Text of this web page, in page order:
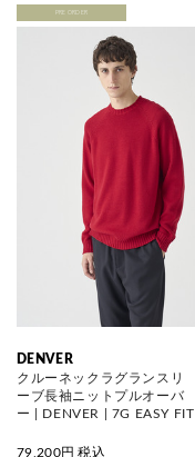
PRE ORDER
DENVER
クルーネックラグランスリ
ーブ長袖ニットプルオーバ
ー | DENVER | 7G EASY FIT
79,200円 税込